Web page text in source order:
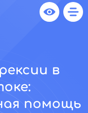
в
помощь